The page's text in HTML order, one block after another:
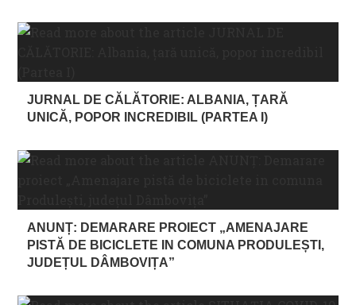
JURNAL DE CĂLĂTORIE: ALBANIA, ȚARĂ
UNICĂ, POPOR INCREDIBIL (PARTEA I)
ANUNȚ: DEMARARE PROIECT „AMENAJARE
PISTĂ DE BICICLETE IN COMUNA PRODULEȘTI,
JUDEȚUL DÂMBOVIȚA”